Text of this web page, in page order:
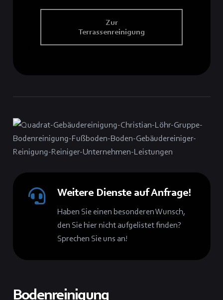
Zur
Terrassenreinigung
Bodenreinigung
Weitere Dienste auf Anfrage!
Haben Sie einen besonderen Wunsch,
den Sie hier nicht aufgelistet finden?
Sprechen Sie uns an!